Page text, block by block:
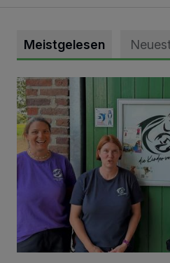
Meistgelesen
Vorbildlicher Einsatz für den